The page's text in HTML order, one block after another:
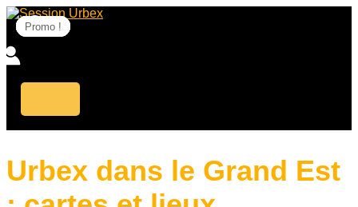
Aller
au
contenu
Urbex dans le Grand Est
Promo !
Promo !
Promo !
Promo !
Promo !
Promo !
Promo !
Promo !